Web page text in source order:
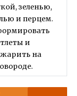
зеленью,
и перцем.
и
на